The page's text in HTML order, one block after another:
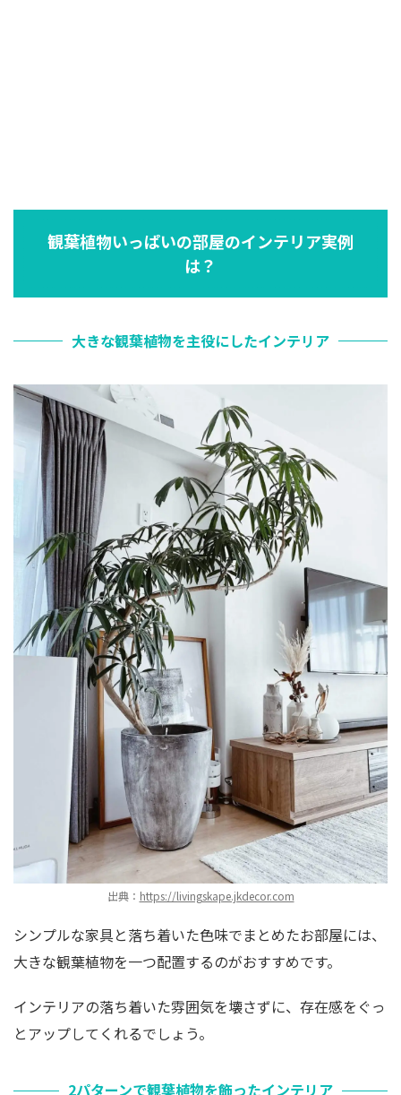
観葉植物いっぱいの部屋のインテリア実例
は？
大きな観葉植物を主役にしたインテリア
出典： https://livingskape.jkdecor.com
シンプルな家具と落ち着いた色味でまとめたお部屋には、
大きな観葉植物を一つ配置するのがおすすめです。
インテリアの落ち着いた雰囲気を壊さずに、存在感をぐっ
とアップしてくれるでしょう。
2パターンで観葉植物を飾ったインテリア